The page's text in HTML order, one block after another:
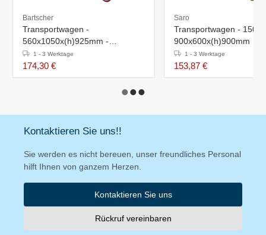
Bartscher
Transportwagen -
560x1050x(h)925mm -
Tragfähigkeit 200 kg
1 - 3 Werktage
174,30 €
Saro
Transportwagen -
900x600x(h)900mm
1 - 3 Werktage
153,87 €
Kontaktieren Sie uns!!
Sie werden es nicht bereuen, unser freundliches Personal
hilft Ihnen von ganzem Herzen.
Kontaktieren Sie uns
Rückruf vereinbaren